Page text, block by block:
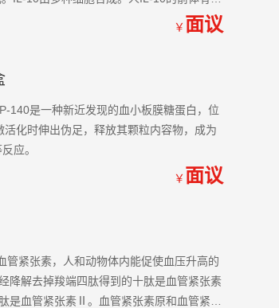
￥ 面议
140是一种新近发现的血小板膜糖蛋白，位
化时伸出伪足，释放其颗粒内容物，成为
应。
￥ 面议
紧张素，人和动物体内能促使血压升高的
降解去掉羧端四肽得到的十肽是血管紧张素
是血管紧张素Ⅱ。血管紧张素原和血管紧张